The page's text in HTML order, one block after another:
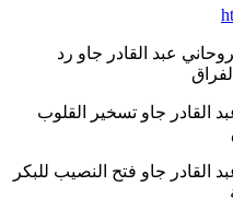
الروحاني عبد القادر جاو رد
عبد القادر جاو تسخير القلوب
عبد القادر جاو فتح النصيب للبكر